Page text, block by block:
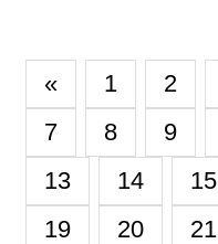
« 1 2
7
8 9
13
14 15
19
20 21